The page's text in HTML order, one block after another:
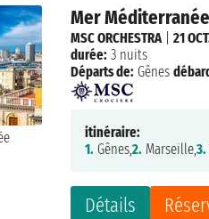
Mer
Détails
MSC ORCHESTRA|21
durée: 3 nuits
Départs de: Gênes
itinéraire:
1. Gênes,2. Marseille,3.